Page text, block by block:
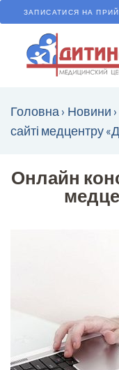
ЗАПИСАТИСЯ НА
Головна › Новини ›
сайті медцентру
Онлайн